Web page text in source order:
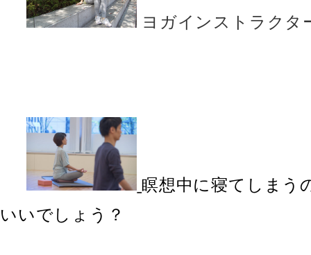
ヨガインストラク
瞑想中に寝てしまう
いいでしょう？